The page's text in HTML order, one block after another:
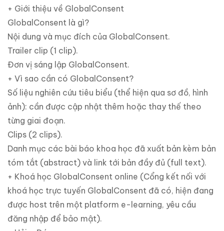
+ Giới thiệu về GlobalConsent
GlobalConsent là gì?
Nội dung và mục đích của GlobalConsent.
Trailer clip (1 clip).
Đơn vị sáng lập GlobalConsent.
+ Vì sao cần có GlobalConsent?
Số liệu nghiên cứu tiêu biểu (thể hiện qua sơ đồ, hình
ảnh): cần được cập nhật thêm hoặc thay thế theo
từng giai đoạn.
Clips (2 clips).
Danh mục các bài báo khoa học đã xuất bản kèm bản
tóm tắt (abstract) và link tới bản đầy đủ (full text).
+ Khoá học GlobalConsent online (Cổng kết nối với
khoá học trực tuyến GlobalConsent đã có, hiện đang
được host trên một platform e-learning, yêu cầu
đăng nhập để bảo mật).